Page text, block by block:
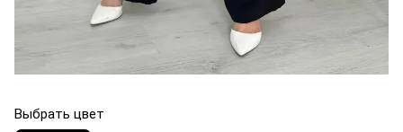
Выбрать цвет